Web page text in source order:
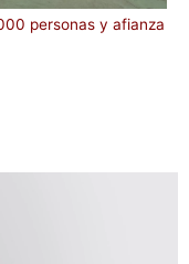
personas y afianza